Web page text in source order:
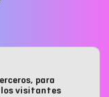
para
los visitantes